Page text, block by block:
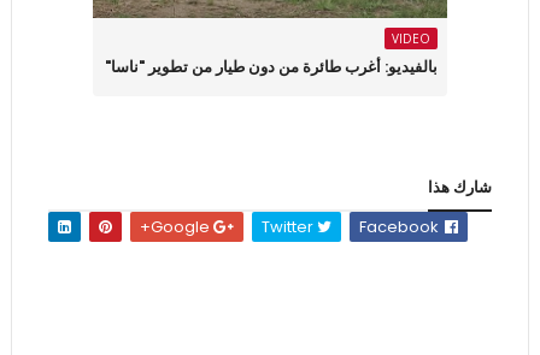
VIDEO
بالفيديو: أغرب طائرة من دون طيار من تطوير "ناسا"
شارك هذا
Twitter